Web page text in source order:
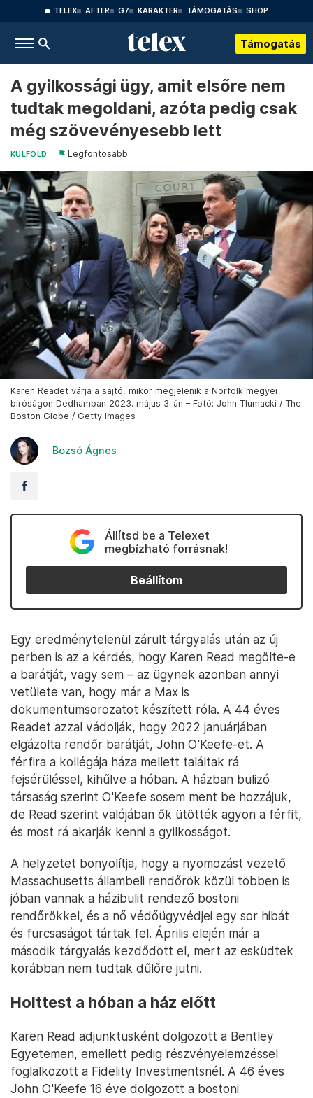
TELEX AFTER G7 KARAKTER TÁMOGATÁS SHOP
Támogatás
A gyilkossági ügy, amit elsőre nem
tudtak megoldani, azóta pedig csak
még szövevényesebb lett
KÜLFÖLD Legfontosabb
Karen Readet várja a sajtó, mikor megjelenik a Norfolk megyei
bíróságon Dedhamban 2023. május 3-án – Fotó: John Tlumacki / The
Boston Globe / Getty Images
Bozsó Ágnes
Állítsd be a Telexet
megbízható forrásnak!
Beállítom
Egy eredménytelenül zárult tárgyalás után az új
perben is az a kérdés, hogy Karen Read megölte-e
a barátját, vagy sem – az ügynek azonban annyi
vetülete van, hogy már a Max is
dokumentumsorozatot készített róla. A 44 éves
Readet azzal vádolják, hogy 2022 januárjában
elgázolta rendőr barátját, John O'Keefe-et. A
férfira a kollégája háza mellett találtak rá
fejsérüléssel, kihűlve a hóban. A házban bulizó
társaság szerint O'Keefe sosem ment be hozzájuk,
de Read szerint valójában ők ütötték agyon a férfit,
és most rá akarják kenni a gyilkosságot.
A helyzetet bonyolítja, hogy a nyomozást vezető
Massachusetts állambeli rendőrök közül többen is
jóban vannak a házibulit rendező bostoni
rendőrökkel, és a nő védőügyvédjei egy sor hibát
és furcsaságot tártak fel. Április elején már a
második tárgyalás kezdődött el, mert az esküdtek
korábban nem tudtak dűlőre jutni.
Holttest a hóban a ház előtt
Karen Read adjunktusként dolgozott a Bentley
Egyetemen, emellett pedig részvényelemzéssel
foglalkozott a Fidelity Investmentsnél. A 46 éves
John O'Keefe 16 éve dolgozott a bostoni